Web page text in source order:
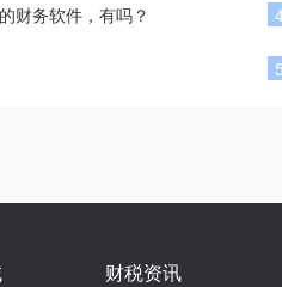
财务软件，有吗？
财税资讯